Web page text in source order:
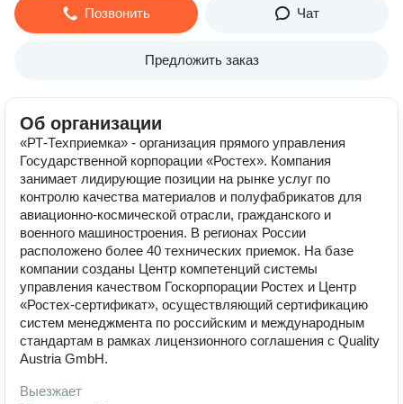
Позвонить Чат
Предложить заказ
Об организации
«РТ-Техприемка» - организация прямого управления
Государственной корпорации «Ростех». Компания
занимает лидирующие позиции на рынке услуг по
контролю качества материалов и полуфабрикатов для
авиационно-космической отрасли, гражданского и
военного машиностроения. В регионах России
расположено более 40 технических приемок. На базе
компании созданы Центр компетенций системы
управления качеством Госкорпорации Ростех и Центр
«Ростех-сертификат», осуществляющий сертификацию
систем менеджмента по российским и международным
стандартам в рамках лицензионного соглашения с Quality
Austria GmbH.
Выезжает